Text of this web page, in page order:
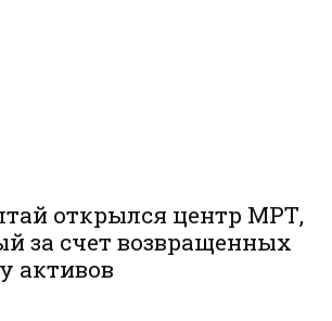
открылся центр МРТ,
за счет возвращенных
активов